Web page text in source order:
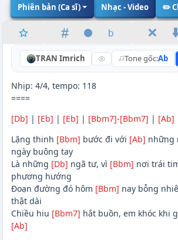
Phiên bản (Ca sĩ) Nhạc - Video ✏️
TRAN Imrich Tone gốc:Ab
Nhịp: 4/4, tempo: 118
====
[Db] | [Eb] | [Eb] | [Bbm7]-[Bbm7] | [Ab]
Lặng thinh [Bbm] bước đi với [Ab] những
ngày buông tay
Là những [Db] ngã tư, vì [Bbm] nơi trái
phương hướng
Đoạn đường đó hôm [Bbm] nay bỗng
thật dài
Chiều hiu [Bbm7] hắt buồn, em khóc khi
[Ab]